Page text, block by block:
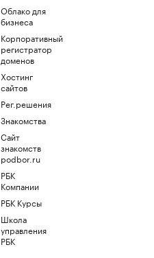
Облако для
бизнеса
Корпоративный
регистратор
доменов
Хостинг
сайтов
Рег.решения
Знакомства
Сайт
знакомств
podbor.ru
РБК
Компании
РБК Курсы
Школа
управления
РБК